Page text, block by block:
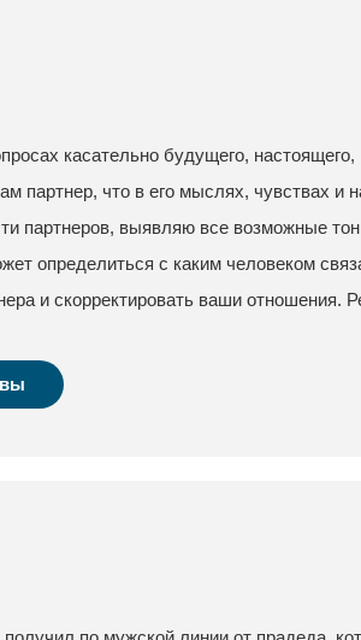
касательно будущего, настоящего,
партнер, что в его мыслях, чувствах и
партнеров, выявляю все возможные
определиться с каким человеком
и скорректировать ваши отношения.